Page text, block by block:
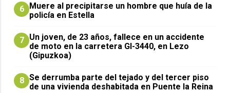
6 Muere al precipitarse un hombre que huía de la
policía en Estella
7 Un joven, de 23 años, fallece en un accidente
de moto en la carretera GI-3440, en Lezo
(Gipuzkoa)
8 Se derrumba parte del tejado y del tercer piso
de una vivienda deshabitada en Puente la Reina